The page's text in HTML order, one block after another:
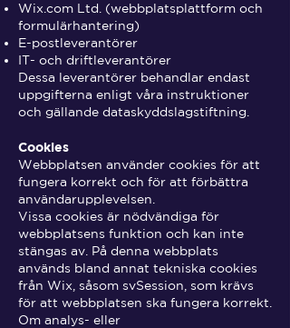
Wix.com Ltd. (webbplatsplattform och
formulärhantering)
E-postleverantörer
IT- och driftleverantörer
Dessa leverantörer behandlar endast
uppgifterna enligt våra instruktioner
och gällande dataskyddslagstiftning.
Cookies
Webbplatsen använder cookies för att
fungera korrekt och för att förbättra
användarupplevelsen.
Vissa cookies är nödvändiga för
webbplatsens funktion och kan inte
stängas av. På denna webbplats
används bland annat tekniska cookies
från Wix, såsom svSession, som krävs
för att webbplatsen ska fungera korrekt.
Om analys- eller